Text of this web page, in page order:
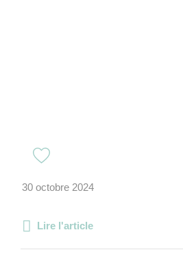
30 octobre 2024
Lire l'article